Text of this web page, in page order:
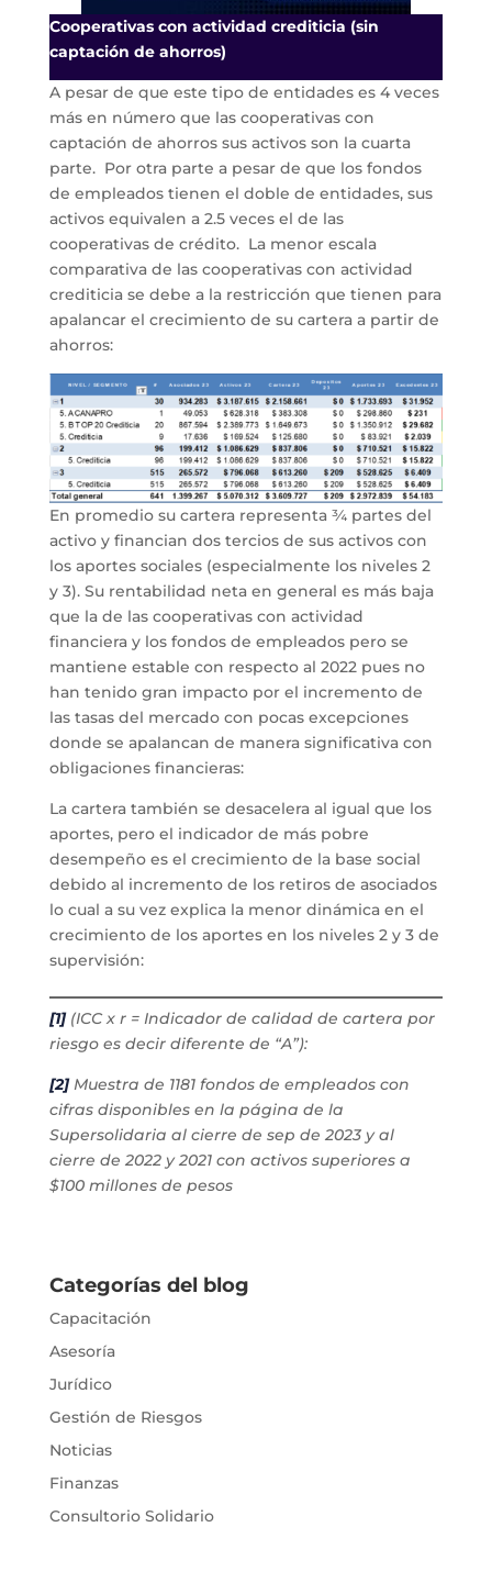
Cooperativas con actividad crediticia (sin
captación de ahorros)
A pesar de que este tipo de entidades es 4 veces
más en número que las cooperativas con
captación de ahorros sus activos son la cuarta
parte. Por otra parte a pesar de que los fondos
de empleados tienen el doble de entidades, sus
activos equivalen a 2.5 veces el de las
cooperativas de crédito. La menor escala
comparativa de las cooperativas con actividad
crediticia se debe a la restricción que tienen para
apalancar el crecimiento de su cartera a partir de
ahorros:
En promedio su cartera representa ¾ partes del
activo y financian dos tercios de sus activos con
los aportes sociales (especialmente los niveles 2
y 3). Su rentabilidad neta en general es más baja
que la de las cooperativas con actividad
financiera y los fondos de empleados pero se
mantiene estable con respecto al 2022 pues no
han tenido gran impacto por el incremento de
las tasas del mercado con pocas excepciones
donde se apalancan de manera significativa con
obligaciones financieras:
La cartera también se desacelera al igual que los
aportes, pero el indicador de más pobre
desempeño es el crecimiento de la base social
debido al incremento de los retiros de asociados
lo cual a su vez explica la menor dinámica en el
crecimiento de los aportes en los niveles 2 y 3 de
supervisión:
[1](ICC x r = Indicador de calidad de cartera por
riesgo es decir diferente de “A”):
[2]Muestra de 1181 fondos de empleados con
cifras disponibles en la página de la
Supersolidaria al cierre de sep de 2023 y al
cierre de 2022 y 2021 con activos superiores a
$100 millones de pesos
Categorías del blog
Capacitación
Asesoría
Jurídico
Gestión de Riesgos
Noticias
Finanzas
Consultorio Solidario